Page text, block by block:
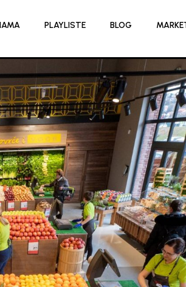
PLAYLISTE BLOG